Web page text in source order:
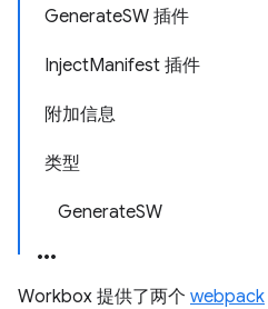
GenerateSW 插件
InjectManifest 插件
附加信息
类型
GenerateSW
Workbox 提供了两个 webpack